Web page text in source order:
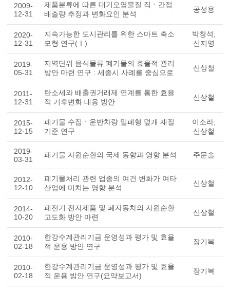
2009-
12-31
제품분류에 따른 대기오염물질 직ㆍ간접
배출량 추정과 변화요인 분석
공성용
2020-
12-31
지속가능한 도시관리를 위한 스마트 축소
모형 연구(Ⅰ)
박창석;
신지영
2019-
05-31
지역단위 음식물류 폐기물의 효율적 관리
방안 마련 연구 : 세종시 사례를 중심으로
신상철
2011-
12-31
탄소세와 배출권거래제 연계를 통한 효율
적 기후변화 대응 방안
신상철
2015-
12-15
폐기물 수집ㆍ운반차량 밀폐형 덮개 재질
기준 연구
이소라;
신상철
2019-
03-31
폐기물 자원순환의 국제 동향과 영향 분석 주문솔
2012-
12-10
폐기물처리 관련 업종의 여건 변화가 여타
산업에 미치는 영향 분석
신상철
2014-
10-20
폐전기 전자제품 및 폐자동차의 자원순환
고도화 방안 마련
신상철
2010-
02-18
한강수계관리기금 운영성과 평가 및 효율
적 운용 방안 연구
장기복
2010-
02-18
한강수계관리기금 운영성과 평가 및 효율
적 운용 방안 연구(요약보고서)
장기복